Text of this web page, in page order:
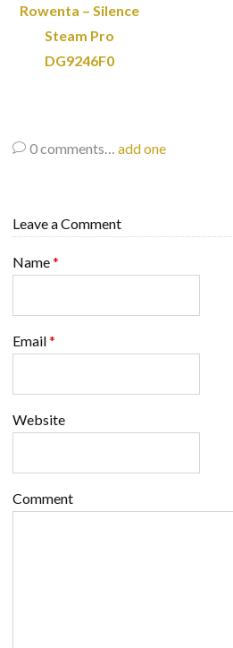
Rowenta – Silence
Steam Pro
DG9246F0
0comments… add one
Leave a Comment
Name*
Email*
Website
Comment